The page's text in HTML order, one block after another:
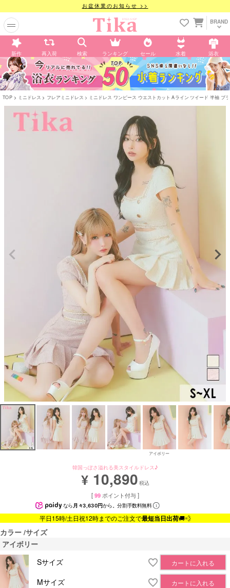
お盆休業のお知らせ >>
BRAND
新作 再入荷 検索 ランキング セール 水着 浴衣
TOP ミニドレス フレアミニドレス ミニドレス ワンピース ウエストカット Aライン ツイード 半袖
アイボリー
韓国っぽさ溢れる美スタイルドレス♪
¥ 10,890 税込
[ 99 ポイント付与 ]
なら月々3,630円から。分割手数料無料
平日15時/土日祝12時までのご注文で最短当日出荷🚚💨
カラー サイズ
アイボリー
Sサイズ
カートに入れる
Mサイズ カートに入れる